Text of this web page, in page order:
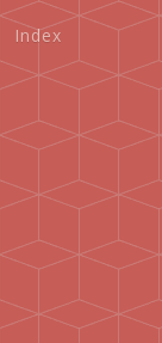
Index